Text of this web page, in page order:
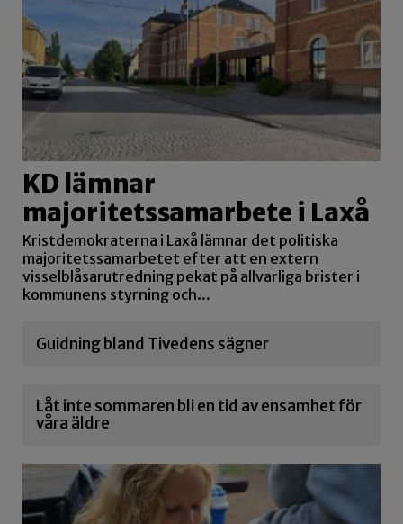
KD lämnar
majoritetssamarbete i Laxå
Kristdemokraterna i Laxå lämnar det politiska
majoritetssamarbetet efter att en extern
visselblåsarutredning pekat på allvarliga brister i
kommunens styrning och...
Guidning bland Tivedens sägner
Låt inte sommaren bli en tid av ensamhet för
våra äldre